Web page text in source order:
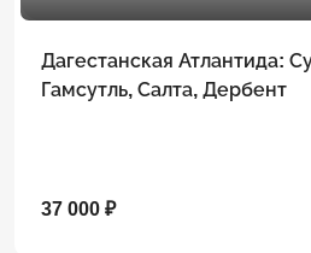
Дагестанская Атлантида:
Гамсутль, Салта, Дербент
37 000 ₽